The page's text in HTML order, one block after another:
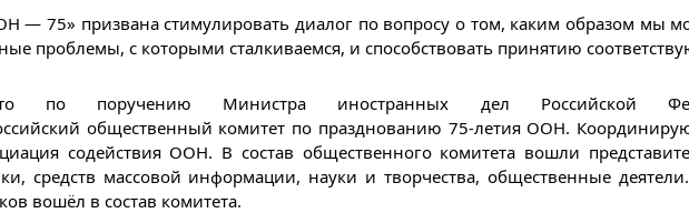
— 75» призвана стимулировать диалог по вопросу о том, каким образом мы
проблемы, с которыми сталкиваемся, и способствовать принятию
по поручению Министра иностранных дел Российской
общественный комитет по празднованию 75-летия ООН.
содействия ООН. В состав общественного комитета вошли
средств массовой информации, науки и творчества, общественные
вошёл в состав комитета.